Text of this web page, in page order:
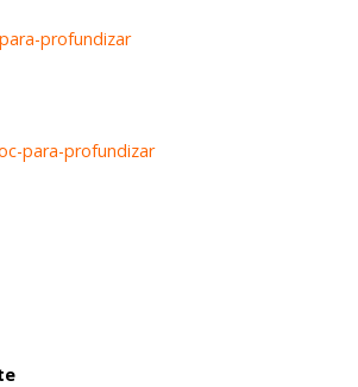
profundizar
para-profundizar